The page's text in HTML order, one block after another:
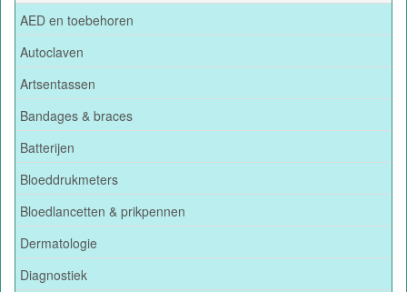
AED en toebehoren
Autoclaven
Artsentassen
Bandages & braces
Batterijen
Bloeddrukmeters
Bloedlancetten & prikpennen
Dermatologie
Diagnostiek